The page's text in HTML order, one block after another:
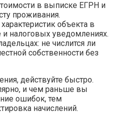
в выписке ЕГРН и
проживания.
объекта в
и налоговых уведомлениях.
не числится ли
собственности без
действуйте быстро.
и чем раньше вы
ошибок, тем
начислений.